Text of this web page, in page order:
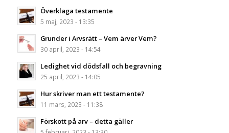
Överklaga testamente
5 maj, 2023 - 13:35
Grunder i Arvsrätt – Vem ärver Vem?
30 april, 2023 - 14:54
Ledighet vid dödsfall och begravning
25 april, 2023 - 14:05
Hur skriver man ett testamente?
11 mars, 2023 - 11:38
Förskott på arv – detta gäller